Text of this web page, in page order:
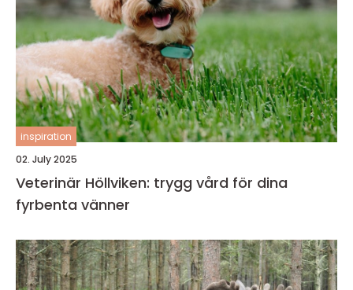
inspiration
02. July 2025
Veterinär Höllviken: trygg vård för dina
fyrbenta vänner